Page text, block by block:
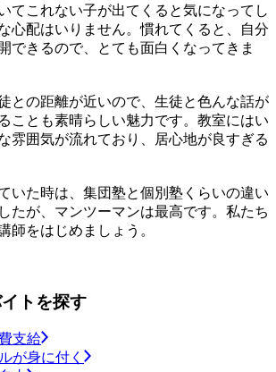
てこれない子が出てくると気になってし
心配はいりません。慣れてくると、自分
できるので、とても面白くなってきま
との距離が近いので、生徒と色んな話が
ことも素晴らしい魅力です。教室にはい
雰囲気が流れており、居心地が良すぎる
いた時は、集団塾と個別塾くらいの違い
たが、マンツーマンは最高です。私たち
師をはじめましょう。
トを探す
支給
が身に付く